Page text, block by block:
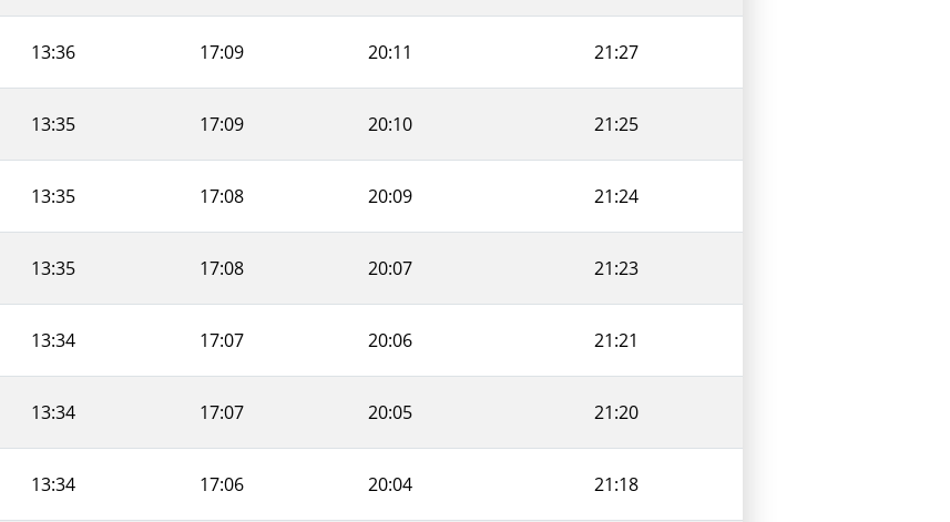
13:36 17:09 20:11 21:27
13:35 17:09 20:10 21:25
13:35 17:08 20:09 21:24
13:35 17:08 20:07 21:23
13:34 17:07 20:06 21:21
13:34 17:07 20:05 21:20
13:34 17:06 20:04 21:18